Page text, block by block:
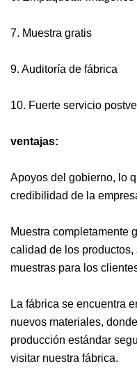
7. Muestra gratis
9. Auditoría de fábrica
10. Fuerte servicio
ventajas:
Apoyos del gobierno, lo
credibilidad de la
Muestra completamente
calidad de los
muestras para los
La fábrica se encuentra
nuevos materiales,
producción estándar
visitar nuestra fábrica.